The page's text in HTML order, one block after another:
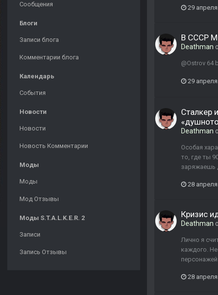
Сообщения
Блоги
Записи блога
Комментарии блога
Календарь
События
Новости
Новости
Новость Комментарии
Моды
Моды
Мод Отзывы
Моды S.T.A.L.K.E.R. 2
Записи
Запись Отзывы
29 апреля
В СССР
Deathman
@Ostrov 64
29 апреля
Сталкер
Deathman
Особая
то, где ты
заряжаешь
28 апреля
Кризис
Deathman
Лично я
каждого.
28 апреля